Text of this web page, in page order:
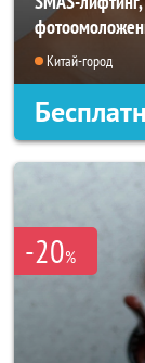
Китай-город
-20%